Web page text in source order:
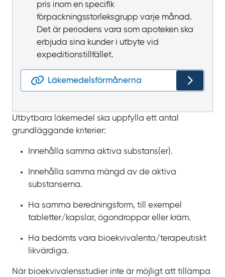
pris inom en specifik
förpackningsstorleksgrupp varje månad.
Det är periodens vara som apoteken ska
erbjuda sina kunder i utbyte vid
expeditionstillfället.
Läkemedelsförmånerna
Utbytbara läkemedel ska uppfylla ett antal
grundläggande kriterier:
Innehålla samma aktiva substans(er).
Innehålla samma mängd av de aktiva
substanserna.
Ha samma beredningsform, till exempel
tabletter/kapslar, ögondroppar eller kräm.
Ha bedömts vara bioekvivalenta/terapeutiskt
likvärdiga.
När bioekvivalensstudier inte är möjligt att tillämpa